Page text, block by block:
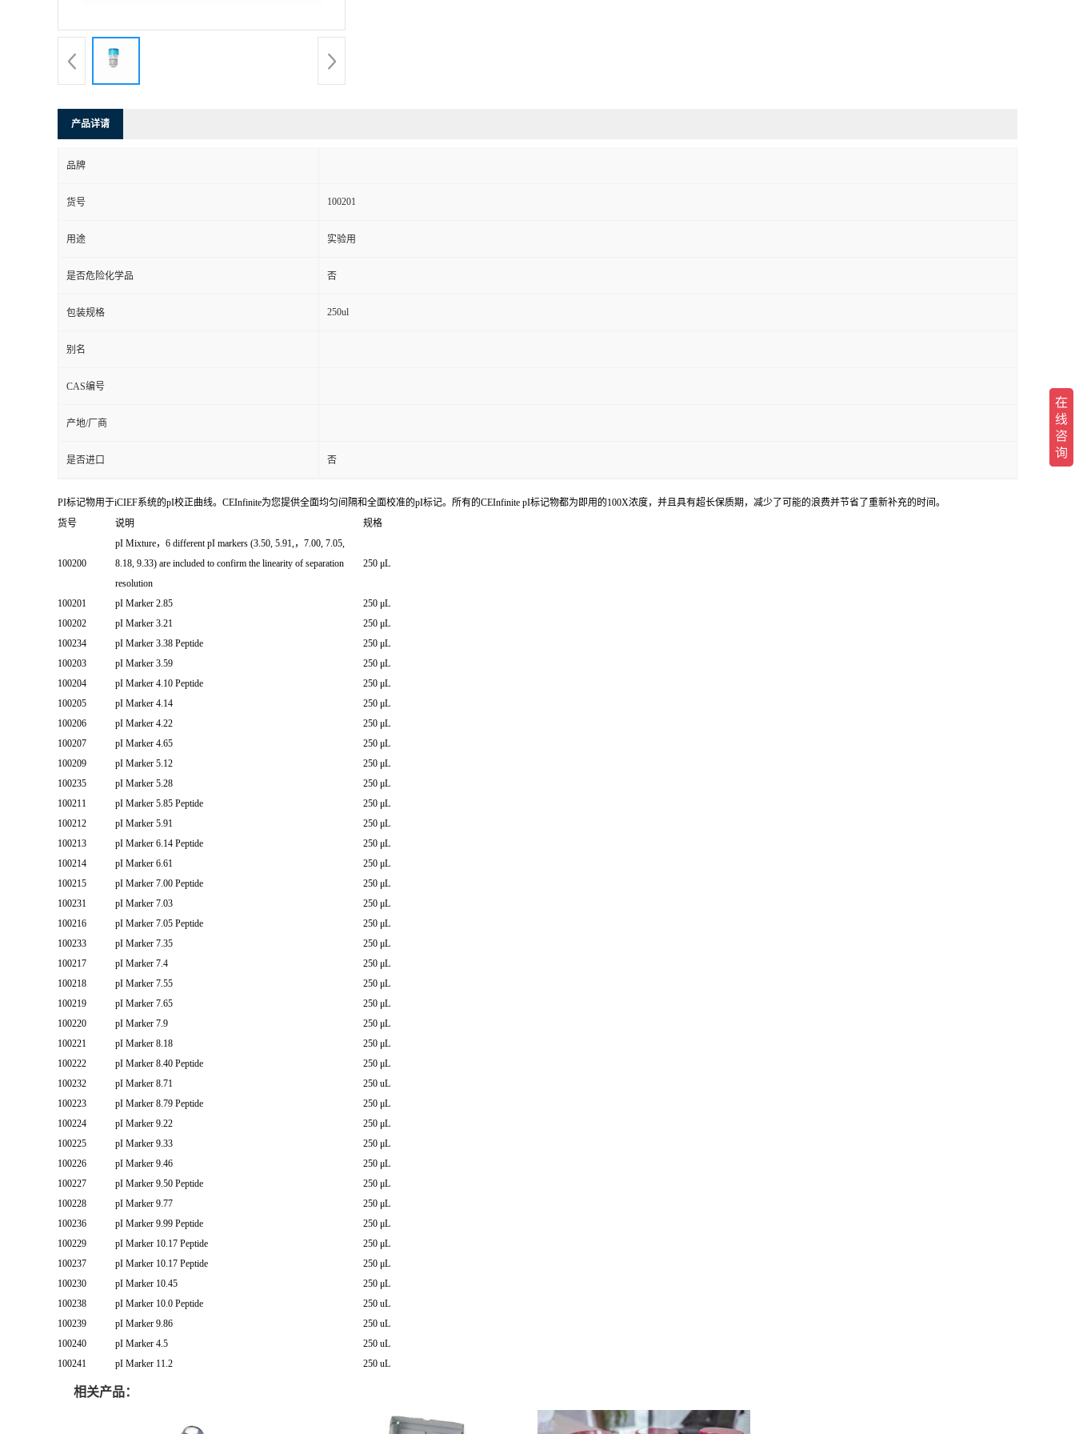
产品详请
品牌
货号 100201
用途 实验用
是否危险化学品 否
包装规格 250ul
别名
CAS编号
产地/厂商
是否进口 否
PI标记物用于iCIEF系统的pI校正曲线。CEInfinite为您提供全面均匀间隔和全面校准的pI标记。所有的CEInfinite pI标记物都为即用的100X浓度，并且具有超长保质期，减少了可能的浪费并节省了重新补充的时间。
货号
说明 规格
100200
pI Mixture，6 different pI markers (3.50, 5.91,，7.00, 7.05,
8.18, 9.33) are included to confirm the linearity of separation
resolution
250 μL
100201 pI Marker 2.85
250 μL
100202
pI Marker 3.21
250 μL
100234
pI Marker 3.38 Peptide
250 μL
100203
pI Marker 3.59
250 μL
100204
pI Marker 4.10 Peptide
250 μL
100205
pI Marker 4.14
250 μL
100206
pI Marker 4.22
250 μL
100207
pI Marker 4.65
250 μL
100209
pI Marker 5.12
250 μL
100235
pI Marker 5.28
250 μL
100211
pI Marker 5.85 Peptide
250 μL
100212
pI Marker 5.91
250 μL
100213
pI Marker 6.14 Peptide
250 μL
100214
pI Marker 6.61
250 μL
100215
pI Marker 7.00 Peptide
250 μL
100231
pI Marker 7.03 250 μL
100216
pI Marker 7.05 Peptide
250 μL
100233
pI Marker 7.35 250 μL
100217
pI Marker 7.4
250 μL
100218
pI Marker 7.55
250 μL
100219
pI Marker 7.65
250 μL
100220
pI Marker 7.9
250 μL
100221
pI Marker 8.18
250 μL
100222
pI Marker 8.40 Peptide
250 μL
100232
pI Marker 8.71
250 uL
100223
pI Marker 8.79 Peptide
250 μL
100224
pI Marker 9.22
250 μL
100225
pI Marker 9.33
250 μL
100226
pI Marker 9.46
250 μL
100227
pI Marker 9.50 Peptide
250 μL
100228
pI Marker 9.77
250 μL
100236
pI Marker 9.99 Peptide
250 μL
100229
pI Marker 10.17 Peptide
250 μL
100237
pI Marker 10.17 Peptide
250 μL
100230
pI Marker 10.45
250 μL
100238
pI Marker 10.0 Peptide
250 uL
100239
pI Marker 9.86
250 uL
100240
pI Marker 4.5
250 uL
100241
pI Marker 11.2 250 uL
相关产品：